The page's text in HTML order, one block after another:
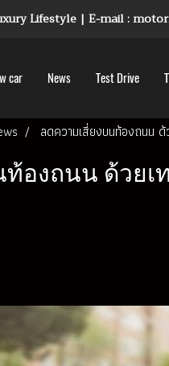
Lifestyle | E-mail :
car News Test Drive
ลดความเสี่ยงบนท้องถนน ด้
องถนน ด้วยเ